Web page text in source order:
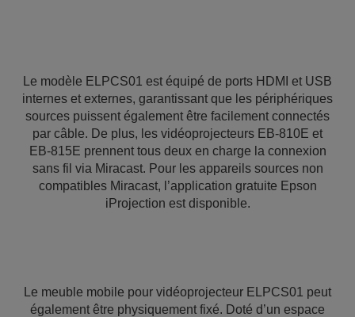
Le modèle ELPCS01 est équipé de ports HDMI et USB
internes et externes, garantissant que les périphériques
sources puissent également être facilement connectés
par câble. De plus, les vidéoprojecteurs EB-810E et
EB-815E prennent tous deux en charge la connexion
sans fil via Miracast. Pour les appareils sources non
compatibles Miracast, l’application gratuite Epson
iProjection est disponible.
Le meuble mobile pour vidéoprojecteur ELPCS01 peut
également être physiquement fixé. Doté d’un espace